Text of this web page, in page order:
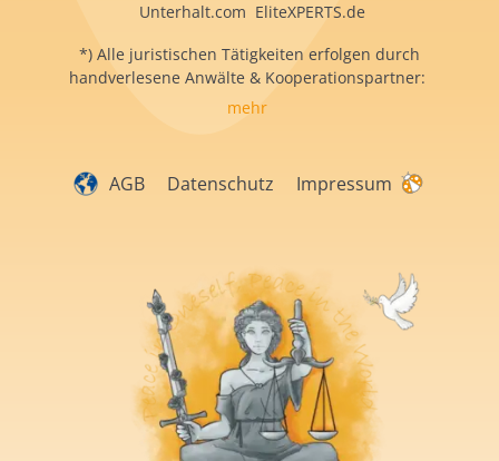
Unterhalt.com EliteXPERTS.de
*) Alle juristischen Tätigkeiten erfolgen durch
handverlesene Anwälte & Kooperationspartner:
mehr
AGB Datenschutz Impressum